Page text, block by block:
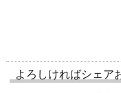
よろしければシェア